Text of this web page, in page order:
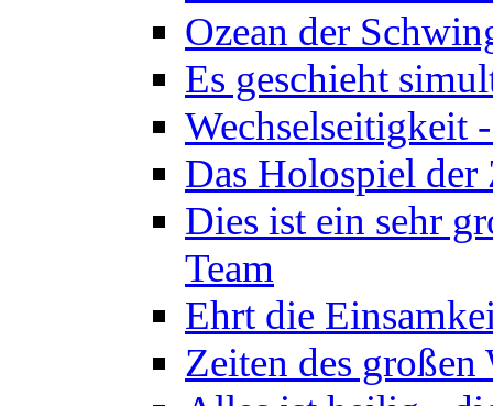
Ozean der
Es geschieht
Wechselseitigkeit
Das Holospiel der
Dies ist ein sehr
Team
Ehrt die
Zeiten des großen